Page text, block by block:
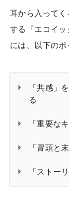
耳から入って
する『エコイ
には、以下のポ
「共感」
る
「重要な
「冒頭と
「ストー